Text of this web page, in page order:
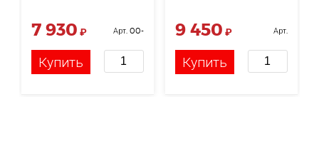
7 930 ₽
Арт. 00-
Купить
9 450 ₽
Арт.
Купить